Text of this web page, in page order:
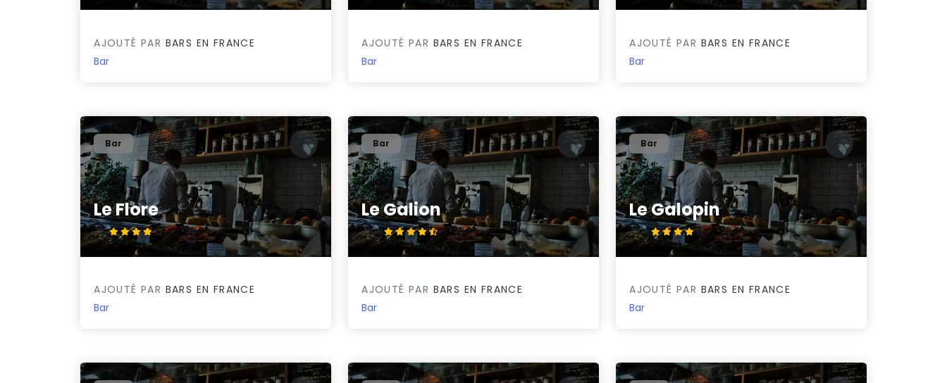
AJOUTÉ PAR BARS EN FRANCE
Bar
AJOUTÉ PAR BARS EN FRANCE
Bar
AJOUTÉ PAR BARS EN FRANCE
Bar
Le Flore
4/5
Bar
AJOUTÉ PAR BARS EN FRANCE
Bar
Le Galion
4.8/5
Bar
AJOUTÉ PAR BARS EN FRANCE
Bar
Le Galopin
4.2/5
Bar
AJOUTÉ PAR BARS EN FRANCE
Bar